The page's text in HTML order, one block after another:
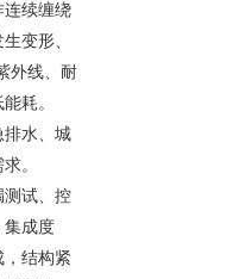
连续缠绕
变形、
外线、耐
耗。
排水、城
。
测试、控
集成度
结构紧